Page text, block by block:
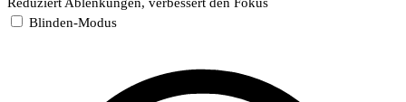
Reduziert Ablenkungen, verbessert den Fokus
Blinden-Modus